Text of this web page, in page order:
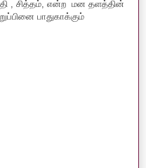
, சித்தம், என்ற மன தளத்தின்
பாதுகாக்கும்